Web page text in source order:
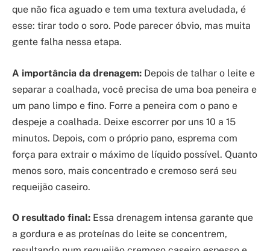
que não fica aguado e tem uma textura aveludada, é
esse: tirar todo o soro. Pode parecer óbvio, mas muita
gente falha nessa etapa.
A importância da drenagem: Depois de talhar o leite e
separar a coalhada, você precisa de uma boa peneira e
um pano limpo e fino. Forre a peneira com o pano e
despeje a coalhada. Deixe escorrer por uns 10 a 15
minutos. Depois, com o próprio pano, esprema com
força para extrair o máximo de líquido possível. Quanto
menos soro, mais concentrado e cremoso será seu
requeijão caseiro.
O resultado final: Essa drenagem intensa garante que
a gordura e as proteínas do leite se concentrem,